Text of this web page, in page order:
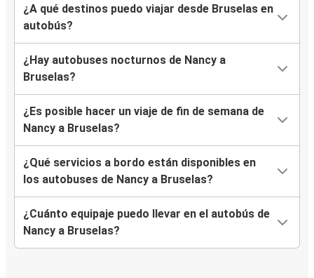
¿A qué destinos puedo viajar desde Bruselas en
autobús?
¿Hay autobuses nocturnos de Nancy a
Bruselas?
¿Es posible hacer un viaje de fin de semana de
Nancy a Bruselas?
¿Qué servicios a bordo están disponibles en
los autobuses de Nancy a Bruselas?
¿Cuánto equipaje puedo llevar en el autobús de
Nancy a Bruselas?